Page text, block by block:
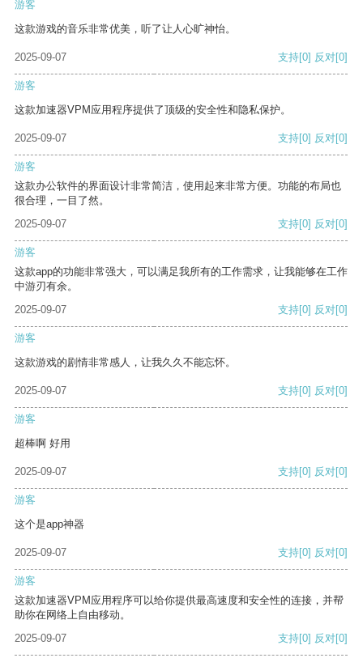
游客
这款游戏的音乐非常优美，听了让人心旷神怡。
2025-09-07 支持[0] 反对[0]
游客
这款加速器VPM应用程序提供了顶级的安全性和隐私保护。
2025-09-07 支持[0] 反对[0]
游客
这款办公软件的界面设计非常简洁，使用起来非常方便。功能的布局也
很合理，一目了然。
2025-09-07
支持[0] 反对[0]
游客
这款app的功能非常强大，可以满足我所有的工作需求，让我能够在工作
中游刃有余。
2025-09-07
支持[0] 反对[0]
游客
这款游戏的剧情非常感人，让我久久不能忘怀。
2025-09-07 支持[0] 反对[0]
游客
超棒啊 好用
2025-09-07 支持[0] 反对[0]
游客
这个是app神器
2025-09-07 支持[0] 反对[0]
游客
这款加速器VPM应用程序可以给你提供最高速度和安全性的连接，并帮
助你在网络上自由移动。
2025-09-07
支持[0] 反对[0]